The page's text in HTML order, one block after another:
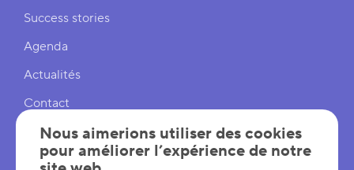
Liens rapides
Success stories
Agenda
Actualités
Contact
Cookies
Réglages cookies
Nous aimerions utiliser des cookies
pour améliorer l’expérience de notre